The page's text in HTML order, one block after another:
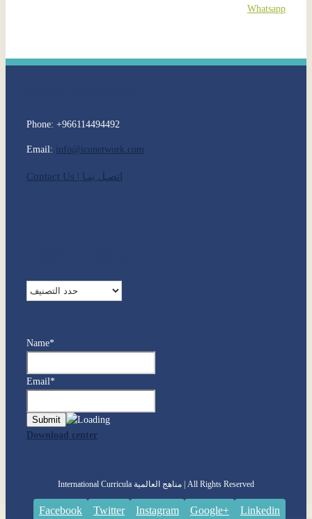
Whatsapp
Phone: +966114494492
Email: info@iconetwork.com
Contact Us | اتصـل بنـا
Name*
Email*
Download center
International Curricula مناهج العالمية | All Rights Reserved
Facebook Twitter Instagram Google+ Linkedin